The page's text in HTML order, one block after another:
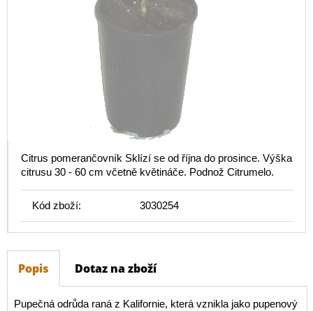
Citrus pomerančovník Sklízí se od října do prosince. Výška
citrusu 30 - 60 cm včetně květináče. Podnož Citrumelo.
Kód zboží: 3030254
Popis Dotaz na zboží
Pupečná odrůda raná z Kalifornie, která vznikla jako pupenový